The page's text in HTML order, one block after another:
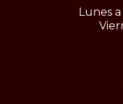
Lunes a